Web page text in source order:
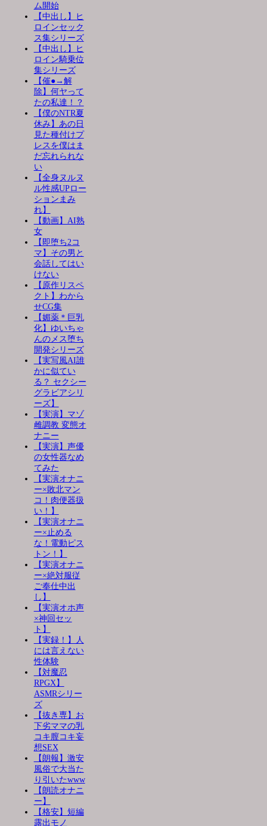
ム開始
【中出し】ヒ
ロインセック
ス集シリーズ
【中出し】ヒ
ロイン騎乗位
集シリーズ
【催●→解
除】何ヤって
たの私達！？
【僕のNTR夏
休み】あの日
見た種付けプ
レスを僕はま
だ忘れられな
い
【全身ヌルヌ
ル性感UPロー
ションまみ
れ】
【動画】AI熟
女
【即堕ち2コ
マ】その男と
会話してはい
けない
【原作リスペ
クト】わから
せCG集
【媚薬＊巨乳
化】ゆいちゃ
んのメス堕ち
開発シリーズ
【実写風AI誰
かに似てい
る？ セクシー
グラビアシリ
ーズ】
【実演】マゾ
雌調教 変態オ
ナニー
【実演】声優
の女性器なめ
てみた
【実演オナニ
ー×敗北マン
コ！肉便器扱
い！】
【実演オナニ
ー×止める
な！電動ピス
トン！】
【実演オナニ
ー×絶対服従
ご奉仕中出
し】
【実演オホ声
×神回セッ
ト】
【実録！】人
には言えない
性体験
【対魔忍
RPGX】
ASMRシリー
ズ
【抜き専】お
下劣ママの乳
コキ膣コキ妄
想SEX
【朗報】激安
風俗で大当た
り引いたwww
【朗読オナニ
ー】
【格安】短編
露出モノ